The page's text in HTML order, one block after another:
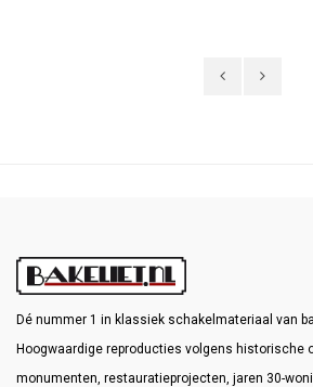
Dé nummer 1 in klassiek schakelmateriaal van
Hoogwaardige reproducties volgens historische
monumenten, restauratieprojecten, jaren 30-